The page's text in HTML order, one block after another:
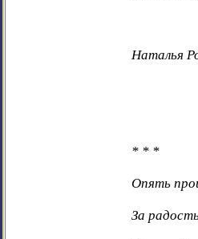
Наталья
* * *
Опять
За